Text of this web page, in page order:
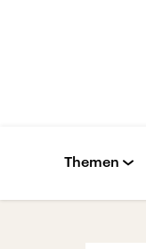
Themen